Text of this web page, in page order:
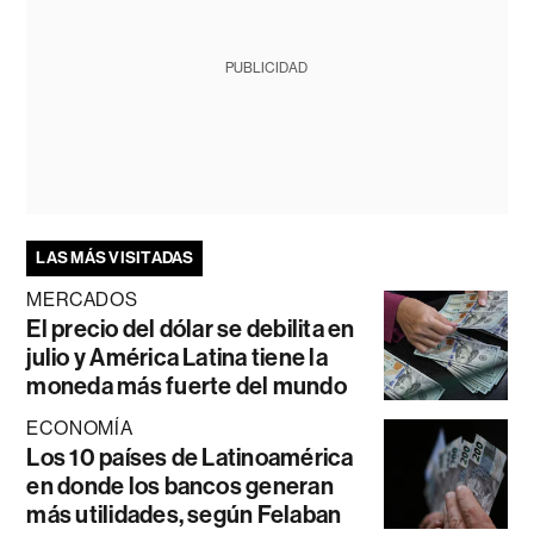
PUBLICIDAD
LAS MÁS VISITADAS
MERCADOS
El precio del dólar se debilita en
julio y América Latina tiene la
moneda más fuerte del mundo
ECONOMÍA
Los 10 países de Latinoamérica
en donde los bancos generan
más utilidades, según Felaban